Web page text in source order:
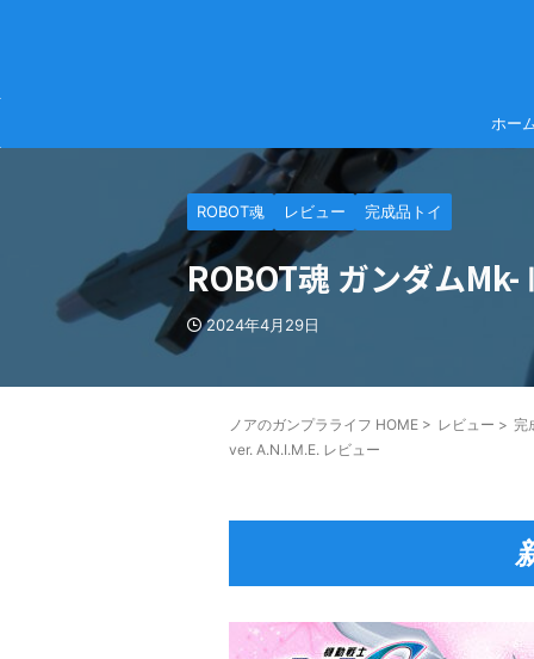
ホー
ROBOT魂 レビュー 完成品トイ
ROBOT魂 ガンダム
2024年4月29日
ノアのガンプラライフ HOME > レビュー > 完
ver. A.N.I.M.E. レビュー